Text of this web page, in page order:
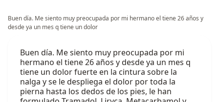
Buen día. Me siento muy preocupada por mi hermano el tiene 26 años y
desde ya un mes q tiene un dolor
Buen día. Me siento muy preocupada por mi
hermano el tiene 26 años y desde ya un mes q
tiene un dolor fuerte en la cintura sobre la
nalga y se le despliega el dolor por toda la
pierna hasta los dedos de los pies, le han